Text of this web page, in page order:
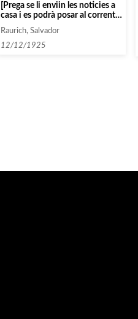
[Prega se li enviin les noticies a
casa i es podrà posar al corrent
del tema]
Raurich, Salvador
12/12/1925